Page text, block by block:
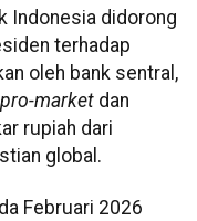
Indonesia didorong
terhadap
oleh bank sentral,
pro-market dan
rupiah dari
global.
Februari 2026